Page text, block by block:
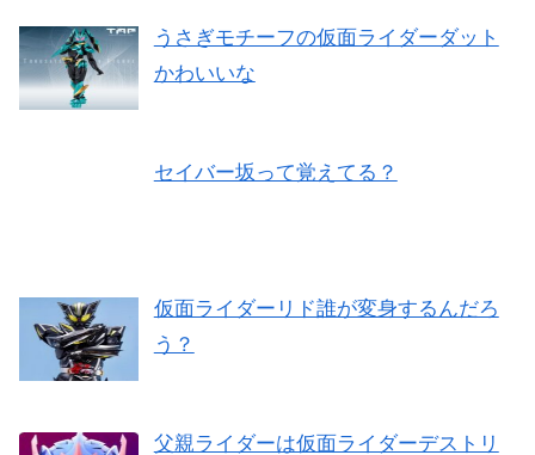
うさぎモチーフの仮面ライダーダット
かわいいな
セイバー坂って覚えてる？
仮面ライダーリド誰が変身するんだろ
う？
父親ライダーは仮面ライダーデストリ